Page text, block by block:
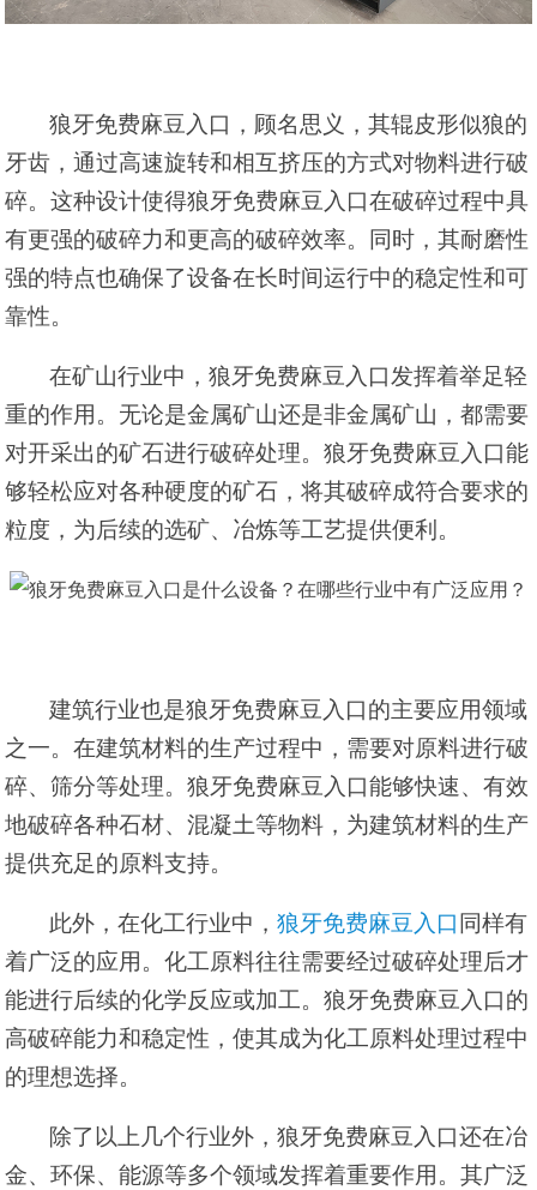
狼牙免费麻豆入口，顾名思义，其辊皮形似狼的
牙齿，通过高速旋转和相互挤压的方式对物料进行破
碎。这种设计使得狼牙免费麻豆入口在破碎过程中具
有更强的破碎力和更高的破碎效率。同时，其耐磨性
强的特点也确保了设备在长时间运行中的稳定性和可
靠性。
在矿山行业中，狼牙免费麻豆入口发挥着举足轻
重的作用。无论是金属矿山还是非金属矿山，都需要
对开采出的矿石进行破碎处理。狼牙免费麻豆入口能
够轻松应对各种硬度的矿石，将其破碎成符合要求的
粒度，为后续的选矿、冶炼等工艺提供便利。
建筑行业也是狼牙免费麻豆入口的主要应用领域
之一。在建筑材料的生产过程中，需要对原料进行破
碎、筛分等处理。狼牙免费麻豆入口能够快速、有效
地破碎各种石材、混凝土等物料，为建筑材料的生产
提供充足的原料支持。
此外，在化工行业中，狼牙免费麻豆入口 同样有
着广泛的应用。化工原料往往需要经过破碎处理后才
能进行后续的化学反应或加工。狼牙免费麻豆入口的
高破碎能力和稳定性，使其成为化工原料处理过程中
的理想选择。
除了以上几个行业外，狼牙免费麻豆入口还在冶
金、环保、能源等多个领域发挥着重要作用。其广泛